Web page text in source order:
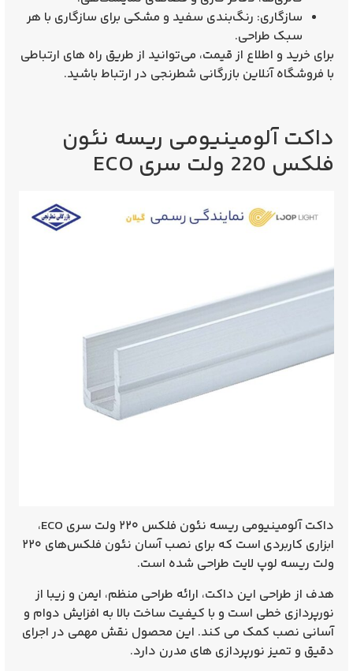
سازگاری: رنگ‌بندی سفید و مشکی برای سازگاری با هر
سبک طراحی.
برای خرید و اطلاع از قیمت، می‌توانید از طریق راه های ارتباطی
با فروشگاه آنلاین بازرگانی شطرنجی در ارتباط باشید.
داکت آلومینیومی ریسه نئون
فلکس 220 ولت سری ECO
داکت آلومینیومی ریسه نئون فلکس ۲۲۰ ولت سری ECO
،
ابزاری کاربردی است که برای نصب آسان
نئون فلکس‌های ۲۲۰
ولت ریسه لوپ لایت طراحی شده است.
هدف از طراحی این داکت، ارائه طراحی منظم، ایمن و زیبا از
نورپردازی خطی است و با کیفیت ساخت بالا به افزایش دوام و
آسانی نصب کمک می‌ کند. این محصول نقش مهمی در اجرای
دقیق و تمیزنورپردازی‌ های مدرن دارد.